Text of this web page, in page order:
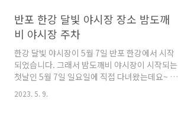
데 빠트리는 물건들이 생기고 막상 짐을 싸려고
할 때 챙겨야 할 준비물이 생각이 나지 않을 때가
많습니다. 그럴 때 유용하게 사용할 수 있는 게 바
로 오늘 공유해 드릴 여행 준비물 체크리스트가
아닐까 생각됩니다. 여행 준비물 체크리스트 제
가 만든 여행 체크리스트 준비물은 필수로 챙겨
야 하는 것들과 세면도구 및 미용용품, 의류 및 신
반포 한강 달빛 야시장 장소 밤도깨
비 야시장 주차
한강 달빛 야시장이 5월 7일 반포 한강에서 시작
되었습니다. 그래서 밤도깨비 야시장이 시작되는
첫날인 5월 7일 일요일에 직접 다녀왔는데요~ 오
늘은 밤도깨비 야시장에서 이름이 바뀐 한강 달
빛 야시장 정보에 대해 이야기해보려고 해요. 반
2023. 5. 9.